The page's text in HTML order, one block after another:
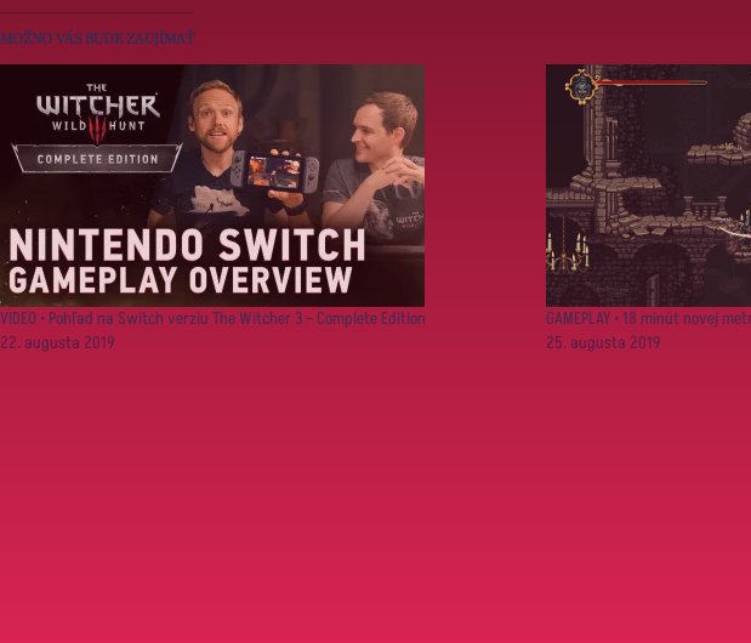
MOŽNO VÁS BUDE ZAUJÍMAŤ
VIDEO • Pohľad na Switch verziu The Witcher 3 – Complete Edition
22. augusta 2019
GAMEPLAY • 18 minút novej
25. augusta 2019